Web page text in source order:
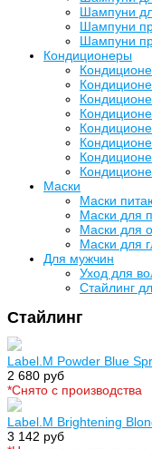
Шампуни
Шампуни
Шампуни
Кондиционеры
Маски
Маски
Маски для
Маски для
Маски для
Для мужчин
Уход для
Стайлинг
Стайлинг
Label.M Powder Blue
2 680 руб
*Cнято с производства
Label.M Brightening
3 142 руб